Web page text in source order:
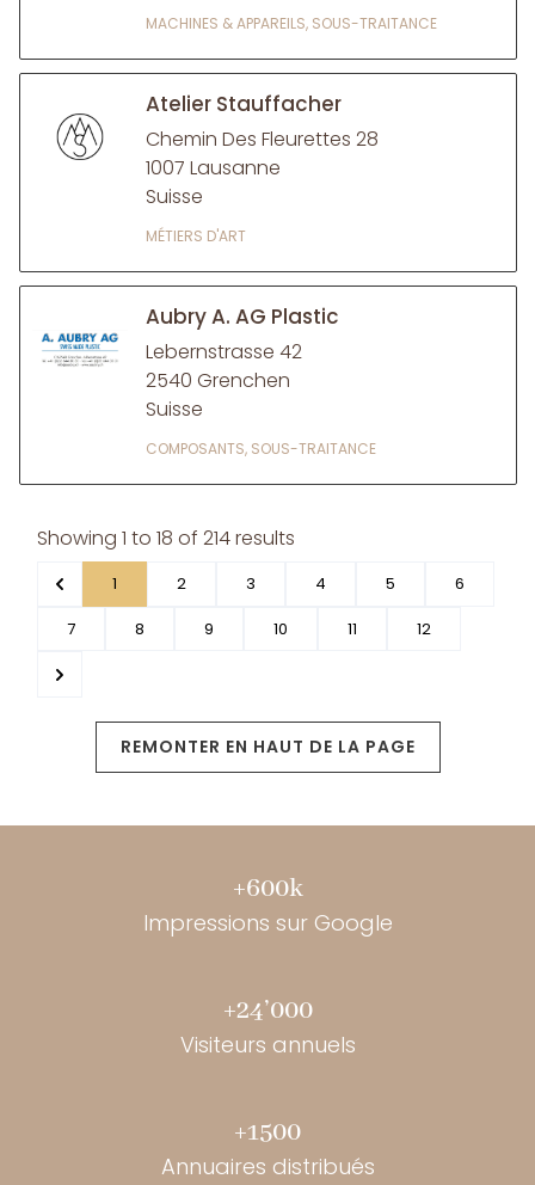
MACHINES & APPAREILS, SOUS-TRAITANCE
Atelier Stauffacher
Chemin Des Fleurettes 28
1007 Lausanne
Suisse
MÉTIERS D'ART
Aubry A. AG Plastic
Lebernstrasse 42
2540 Grenchen
Suisse
COMPOSANTS, SOUS-TRAITANCE
Showing 1 to 18 of 214results
1 2 3 4 5
6
7
8 9 10 11 12
REMONTER EN HAUT DE LA PAGE
+600k
Impressions sur Google
+24’000
Visiteurs annuels
+1500
Annuaires distribués